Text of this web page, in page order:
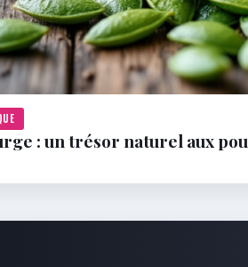
: un trésor naturel aux